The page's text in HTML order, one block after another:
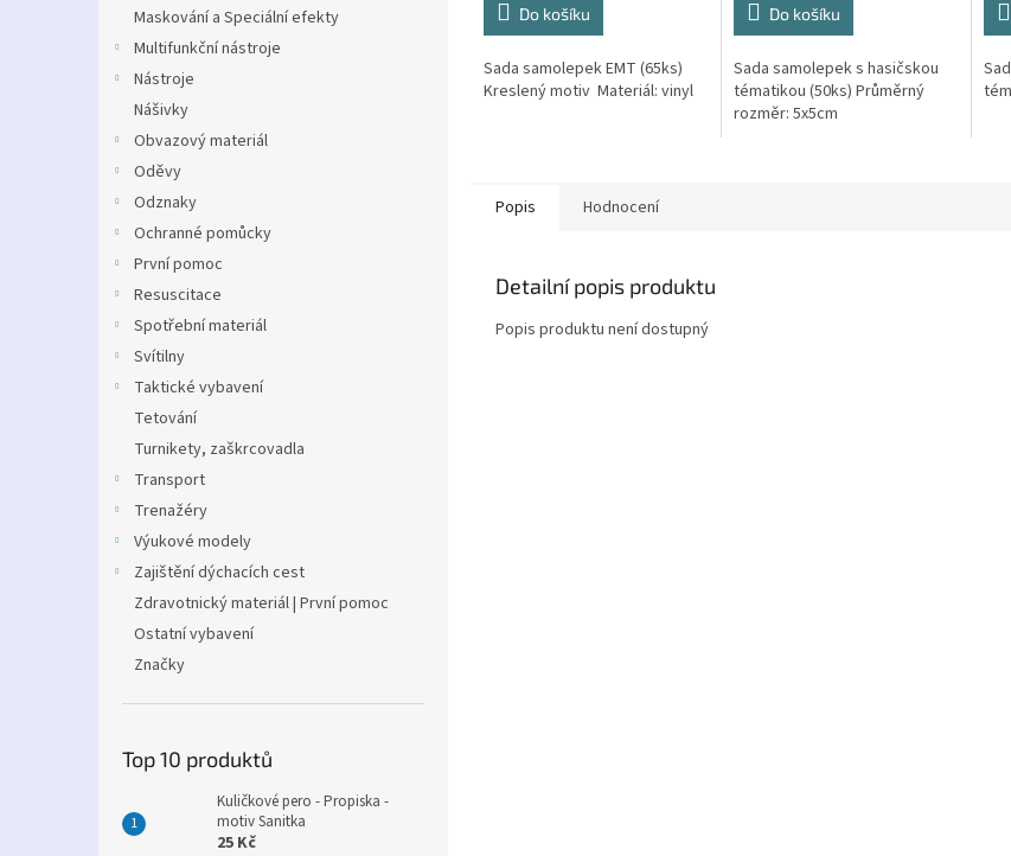
Maskování a Speciální efekty
Multifunkční nástroje
Nástroje
Nášivky
Obvazový materiál
Oděvy
Odznaky
Ochranné pomůcky
První pomoc
Resuscitace
Spotřební materiál
Svítilny
Taktické vybavení
Tetování
Turnikety, zaškrcovadla
Transport
Trenažéry
Výukové modely
Zajištění dýchacích cest
Zdravotnický materiál | První pomoc
Ostatní vybavení
Značky
Top 10 produktů
Kuličkové pero - Propiska -
motiv Sanitka
25 Kč
Do košíku
Sada samolepek EMT (65ks)
Kreslený motiv Materiál: vinyl
Do košíku
Sada samolepek s hasičskou
tématikou (50ks) Průměrný
rozměr: 5x5cm
Popis Hodnocení
Detailní popis produktu
Popis produktu není dostupný